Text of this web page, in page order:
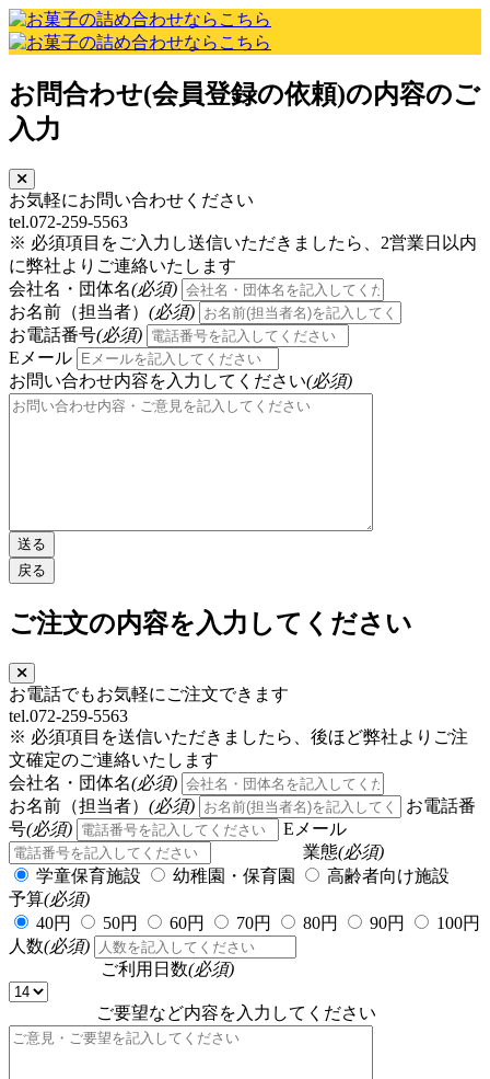
お問合わせ(会員登録の依頼)の内容のご
入力
お気軽にお問い合わせください
tel.072-259-5563
※ 必須項目をご入力し送信いただきましたら、2営業日以内
に弊社よりご連絡いたします
会社名・団体名(必須)
お名前（担当者） (必須)
お電話番号(必須)
Eメール
お問い合わせ内容を入力してください(必須)
ご注文の内容を入力してください
お電話でもお気軽にご注文できます
tel.072-259-5563
※ 必須項目を送信いただきましたら、後ほど弊社よりご注
文確定のご連絡いたします
会社名・団体名(必須)
お名前（担当者） (必須)
お電話番
号(必須)
Eメール
業態(必須)
学童保育施設
幼稚園・保育園
高齢者向け施設
予算(必須)
40円
50円 60円 70円 80円 90円
100円
人数(必須)
ご利用日数(必須)
ご要望など内容を入力してください